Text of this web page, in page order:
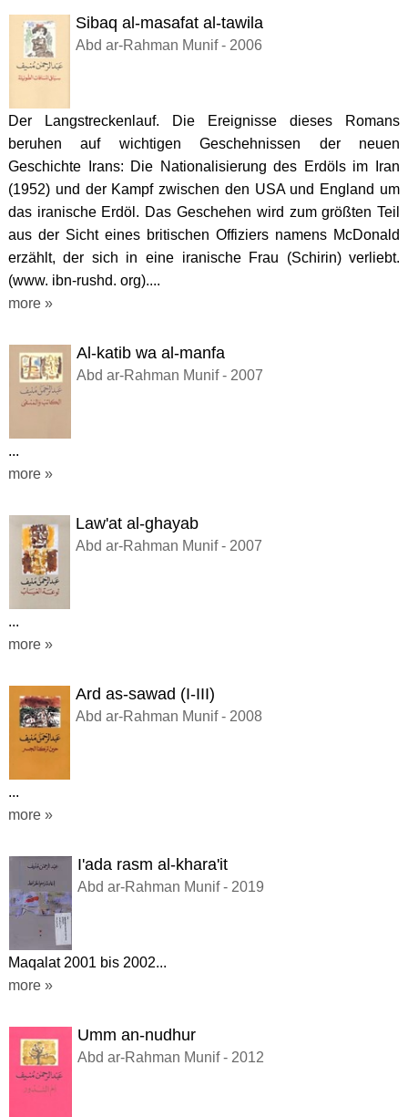
Sibaq al-masafat al-tawila
Abd ar-Rahman Munif - 2006
Der Langstreckenlauf. Die Ereignisse dieses Romans
beruhen auf wichtigen Geschehnissen der neuen
Geschichte Irans: Die Nationalisierung des Erdöls im Iran
(1952) und der Kampf zwischen den USA und England um
das iranische Erdöl. Das Geschehen wird zum größten Teil
aus der Sicht eines britischen Offiziers namens McDonald
erzählt, der sich in eine iranische Frau (Schirin) verliebt.
(www. ibn-rushd. org)....
more »
Al-katib wa al-manfa
Abd ar-Rahman Munif - 2007
...
more »
Law'at al-ghayab
Abd ar-Rahman Munif - 2007
...
more »
Ard as-sawad (I-III)
Abd ar-Rahman Munif - 2008
...
more »
I'ada rasm al-khara'it
Abd ar-Rahman Munif - 2019
Maqalat 2001 bis 2002...
more »
Umm an-nudhur
Abd ar-Rahman Munif - 2012